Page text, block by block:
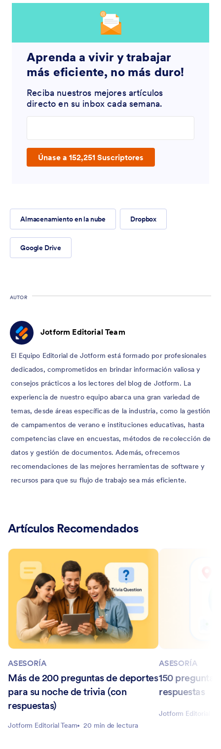
Aprenda a vivir y trabajar
más eficiente, no más duro!
Reciba nuestros mejores artículos
directo en su inbox cada semana.
Únase a 152,251 Suscriptores
Almacenamiento en la nube Dropbox
Google Drive
AUTOR
Jotform Editorial Team
El Equipo Editorial de Jotform está formado por profesionales
dedicados, comprometidos en brindar información valiosa y
consejos prácticos a los lectores del blog de Jotform. La
experiencia de nuestro equipo abarca una gran variedad de
temas, desde áreas específicas de la industria, como la gestión
de campamentos de verano e instituciones educativas, hasta
competencias clave en encuestas, métodos de recolección de
datos y gestión de documentos. Además, ofrecemos
recomendaciones de las mejores herramientas de software y
recursos para que su flujo de trabajo sea más eficiente.
Artículos Recomendados
ASESORÍA
Más de 200 preguntas de deportes
para su noche de trivia (con
respuestas)
Jotform Editorial Team 20 min de lectura
ASESORÍA
150
respuestas
Jotform Editorial